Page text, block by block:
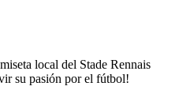
local del Stade Rennais
su pasión por el fútbol!